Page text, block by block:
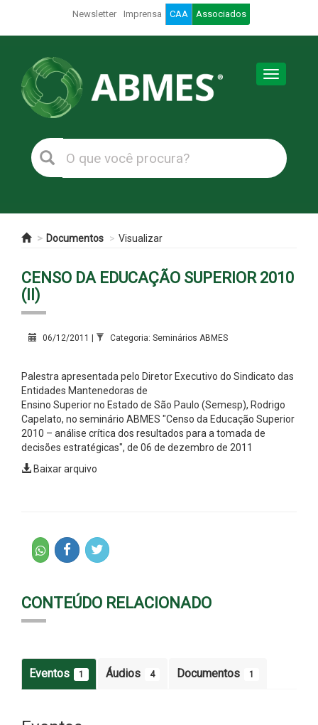
Newsletter Imprensa CAA Associados
Toggle
Documentos Visualizar
CENSO DA EDUCAÇÃO SUPERIOR 2010
(II)
06/12/2011 | Categoria: Seminários ABMES
Palestra apresentada pelo Diretor Executivo do Sindicato das
Entidades Mantenedoras de
Ensino Superior no Estado de São Paulo (Semesp), Rodrigo
Capelato, no seminário ABMES "Censo da Educação Superior
2010 – análise crítica dos resultados para a tomada de
decisões estratégicas", de 06 de dezembro de 2011
Baixar arquivo
CONTEÚDO RELACIONADO
Eventos 1 Áudios 4 Documentos 1